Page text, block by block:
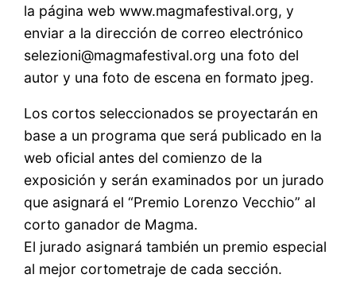
la página web www.magmafestival.org, y
enviar a la dirección de correo electrónico
selezioni@magmafestival.org una foto del
autor y una foto de escena en formato jpeg.
Los cortos seleccionados se proyectarán en
base a un programa que será publicado en la
web oficial antes del comienzo de la
exposición y serán examinados por un jurado
que asignará el “Premio Lorenzo Vecchio” al
corto ganador de Magma.
El jurado asignará también un premio especial
al mejor cortometraje de cada sección.